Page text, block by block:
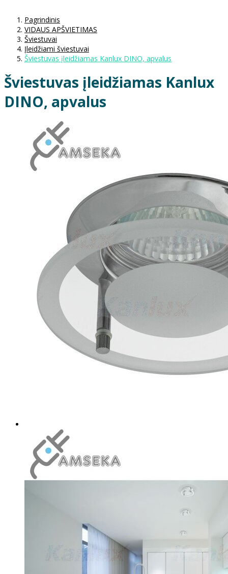
Pagrindinis
VIDAUS APŠVIETIMAS
Šviestuvai
Įleidžiami šviestuvai
Šviestuvas įleidžiamas Kanlux DINO, apvalus
Šviestuvas įleidžiamas Kanlux
DINO, apvalus